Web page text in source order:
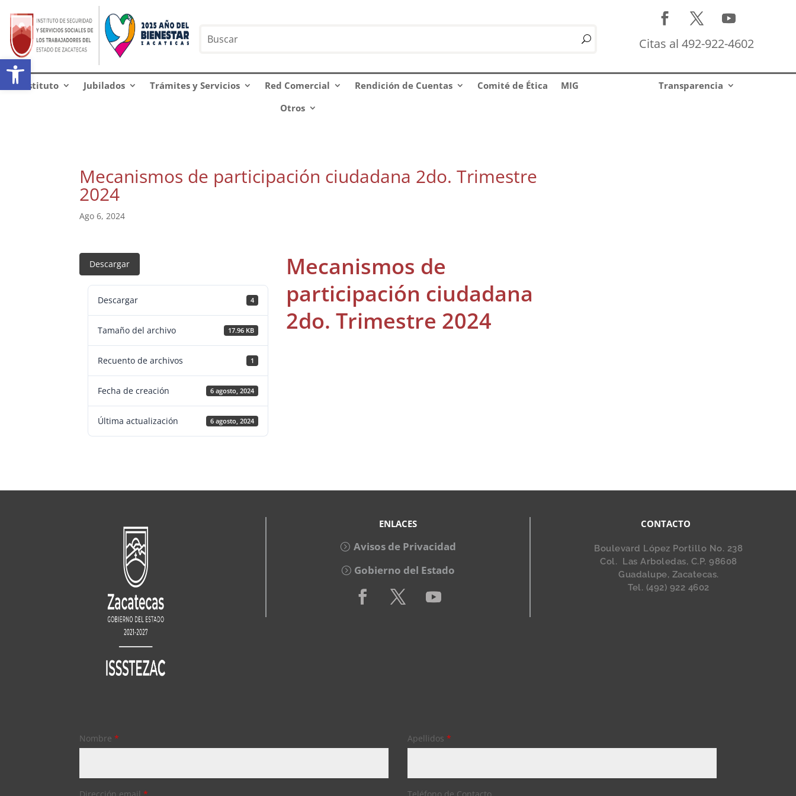
Abrir barra de herramientas
Citas al 492-922-4602
Instituto Jubilados Trámites y Servicios Red Comercial Rendición de Cuentas Comité de Ética
MIG
Otros
Transparencia
Mecanismos de participación ciudadana 2do. Trimestre
2024
Ago 6, 2024
Descargar
Descargar 4
Tamaño del archivo 17.96 KB
Recuento de archivos 1
Fecha de creación 6 agosto, 2024
Última actualización 6 agosto, 2024
Mecanismos de
participación ciudadana
2do. Trimestre 2024
ENLACES
Avisos de Privacidad
Gobierno del Estado
CONTACTO
Boulevard López Portillo No. 238
Col. Las Arboledas, C.P. 98608
Guadalupe, Zacatecas.
Tel. (492) 922 4602
Nombre* Apellidos*